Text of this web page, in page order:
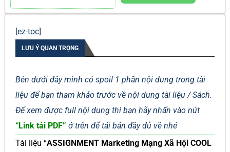
[ez-toc]
LƯU Ý QUAN TRỌNG
Bên dưới đây mình có spoil 1 phần nội dung trong tài
liệu để bạn tham khảo trước về nội dung tài liệu / Sách.
Để xem được full nội dung thì bạn hãy nhấn vào nút
“Link tải PDF” ở trên để tải bản đầy đủ về nhé
Tài liệu “ASSIGNMENT Marketing Mạng Xã Hội COOL